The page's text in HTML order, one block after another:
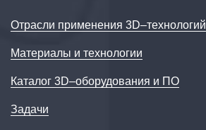
Отрасли применения 3D–технологий
Материалы и технологии
Каталог 3D–оборудования и ПО
Задачи